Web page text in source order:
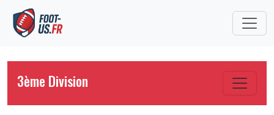
3ème Division